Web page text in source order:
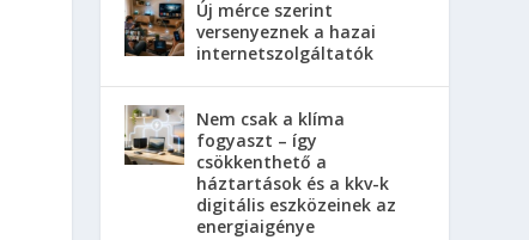
Új mérce szerint
versenyeznek a hazai
internetszolgáltatók
Nem csak a klíma
fogyaszt – így
csökkenthető a
háztartások és a kkv-k
digitális eszközeinek az
energiaigénye